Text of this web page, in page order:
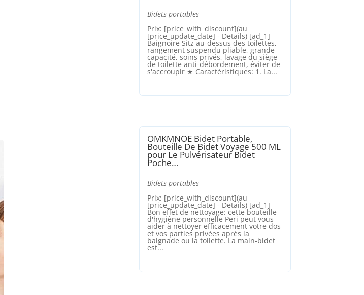
Bidets portables
Prix: [price_with_discount](au
[price_update_date] - Details) [ad_1]
Baignoire Sitz au-dessus des toilettes,
rangement suspendu pliable, grande
capacité, soins privés, lavage du siège
de toilette anti-débordement, éviter de
s'accroupir ★ Caractéristiques: 1. La...
OMKMNOE Bidet Portable,
Bouteille De Bidet Voyage 500 ML
pour Le Pulvérisateur Bidet
Poche…
Bidets portables
Prix: [price_with_discount](au
[price_update_date] - Details) [ad_1]
Bon effet de nettoyage: cette bouteille
d'hygiène personnelle Peri peut vous
aider à nettoyer efficacement votre dos
et vos parties privées après la
baignade ou la toilette. La main-bidet
est...